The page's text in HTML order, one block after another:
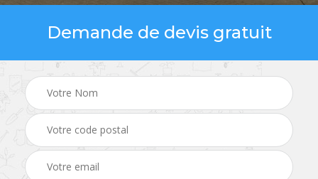
Demande de devis gratuit